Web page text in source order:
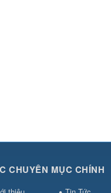
CHUYÊN MỤC CHÍNH